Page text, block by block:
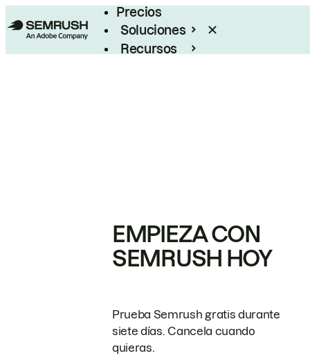
Precios
Soluciones
Recursos
EMPIEZA CON
SEMRUSH HOY
Prueba Semrush gratis durante
siete días. Cancela cuando
quieras.